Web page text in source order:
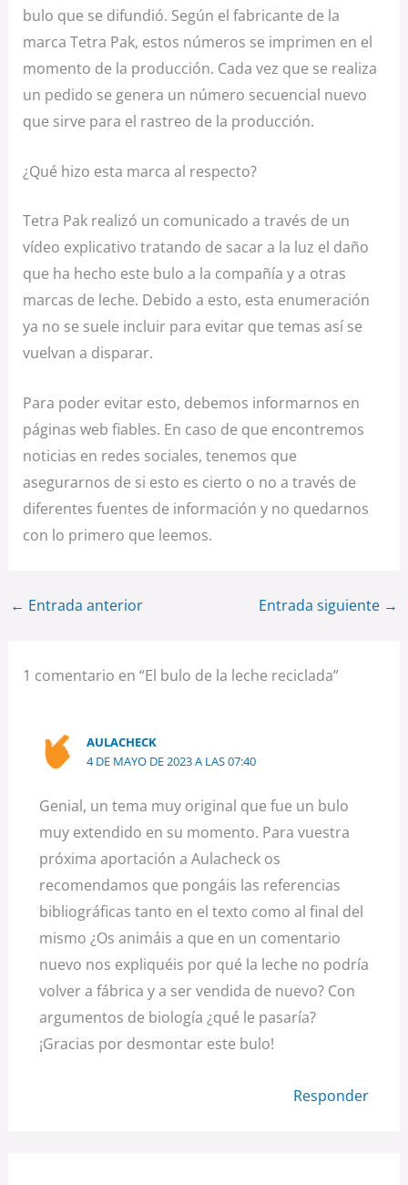
bulo que se difundió. Según el fabricante de la
marca Tetra Pak, estos números se imprimen en el
momento de la producción. Cada vez que se realiza
un pedido se genera un número secuencial nuevo
que sirve para el rastreo de la producción.
¿Qué hizo esta marca al respecto?
Tetra Pak realizó un comunicado a través de un
vídeo explicativo tratando de sacar a la luz el daño
que ha hecho este bulo a la compañía y a otras
marcas de leche. Debido a esto, esta enumeración
ya no se suele incluir para evitar que temas así se
vuelvan a disparar.
Para poder evitar esto, debemos informarnos en
páginas web fiables. En caso de que encontremos
noticias en redes sociales, tenemos que
asegurarnos de si esto es cierto o no a través de
diferentes fuentes de información y no quedarnos
con lo primero que leemos.
← Entrada anterior Entrada siguiente →
1 comentario en “El bulo de la leche reciclada”
AULACHECK
4 DE MAYO DE 2023 A LAS 07:40
Genial, un tema muy original que fue un bulo
muy extendido en su momento. Para vuestra
próxima aportación a Aulacheck os
recomendamos que pongáis las referencias
bibliográficas tanto en el texto como al final del
mismo ¿Os animáis a que en un comentario
nuevo nos expliquéis por qué la leche no podría
volver a fábrica y a ser vendida de nuevo? Con
argumentos de biología ¿qué le pasaría?
¡Gracias por desmontar este bulo!
Responder